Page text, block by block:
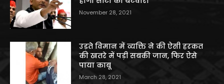
November 28, 2021
उड़ते विमान में व्यक्ति ने की ऐसी हरकत
की खतरे में पड़ी सबकी जान, फिर ऐसे
पाया काबू
March 28, 2021